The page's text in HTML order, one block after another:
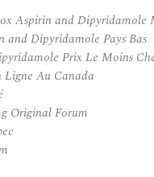
Aspirin and Dipyridamole
and Dipyridamole Pays Bas
Prix Le Moins
Ligne Au Canada
Original Forum